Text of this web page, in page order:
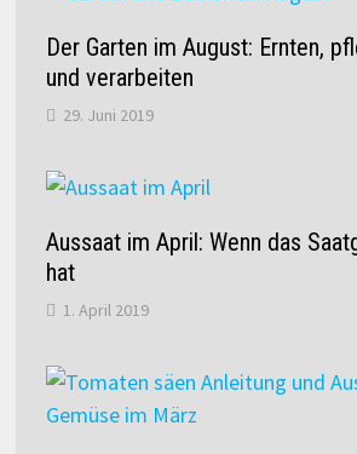
Der Garten im August: Ernten,
und verarbeiten
29. Juni 2019
Aussaat im April: Wenn das
hat
1. April 2019